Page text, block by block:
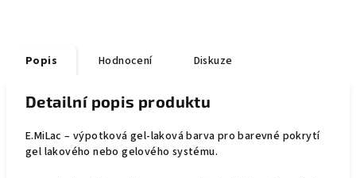
Popis Hodnocení Diskuze
Detailní popis produktu
E.MiLac – výpotková gel-laková barva pro barevné pokrytí
gel lakového nebo gelového systému.